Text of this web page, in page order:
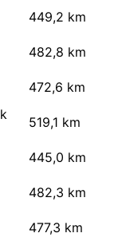
449,2 km
482,8 km
472,6 km
519,1 km
445,0 km
482,3 km
477,3 km